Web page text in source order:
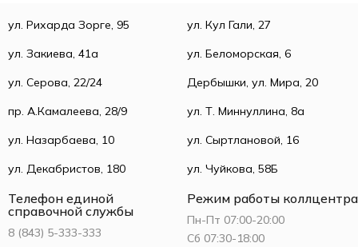
ул. Рихарда Зорге, 95
ул. Кул Гали, 27
ул. Закиева, 41а
ул. Беломорская, 6
ул. Серова, 22/24
Дербышки, ул. Мира, 20
пр. А.Камалеева, 28/9
ул. Т. Миннуллина, 8а
ул. Назарбаева, 10
ул. Сыртлановой, 16
ул. Декабристов, 180
ул. Чуйкова, 58Б
Телефон единой
справочной службы
8 (843) 5-333-333
Режим работы коллцентра
Пн-Пт 07:00-20:00
Сб 07:30-18:00